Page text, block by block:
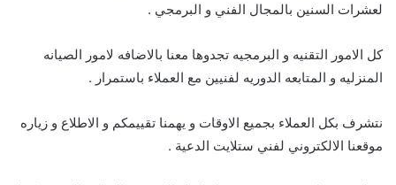
لعشرات السنين بالمجال الفني و البرمجي .
كل الامور التقنيه و البرمجيه تجدوها معنا بالاضافه لامور الصيانه
المنزليه و المتابعه الدوريه لفنيين مع العملاء باستمرار .
نتشرف بكل العملاء بجميع الاوقات و يهمنا تقييمكم و الاطلاع و زياره
موقعنا الالكتروني لفني ستلايت الدعية .